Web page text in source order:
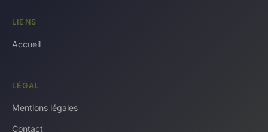
LIENS
Accueil
LÉGAL
Mentions légales
Contact